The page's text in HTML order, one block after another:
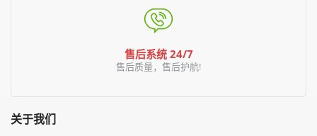
售后系统 24/7
售后质量，售后护航!
关于我们